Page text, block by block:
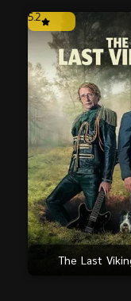
5.2
The Last